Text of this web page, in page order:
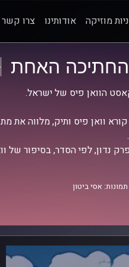
מוזיקה אודותינו צרו קשר
החתיכה האחת
הוואן פיס של ישראל.
קורא וואן פיס ותיק, מלווה את
נדון, לפי הסדר, בסיפור של
אסי ביטון